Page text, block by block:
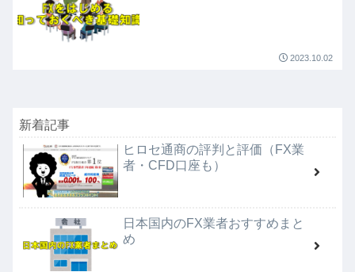
2023.10.02
新着記事
ヒロセ通商の評判と評価（FX業
者・CFD口座も）
日本国内のFX業者おすすめまと
め